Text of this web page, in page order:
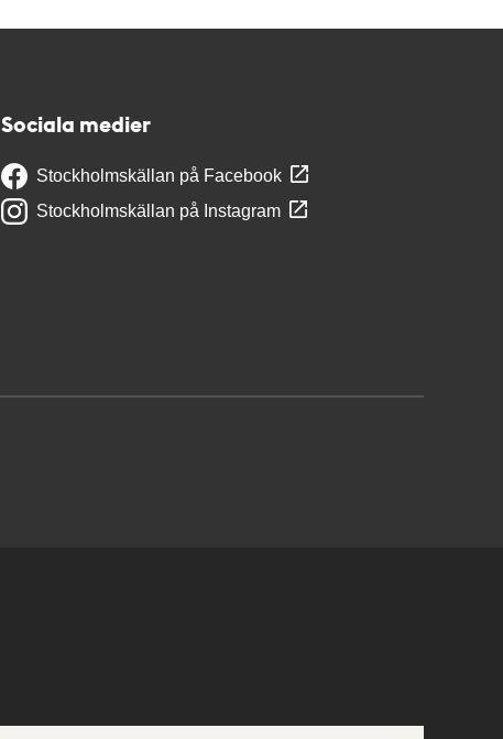
Sociala medier
Stockholmskällan på Facebook
Stockholmskällan på Instagram